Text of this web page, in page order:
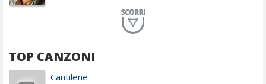
Achille Lauro
TOP CANZONI
Cantilene